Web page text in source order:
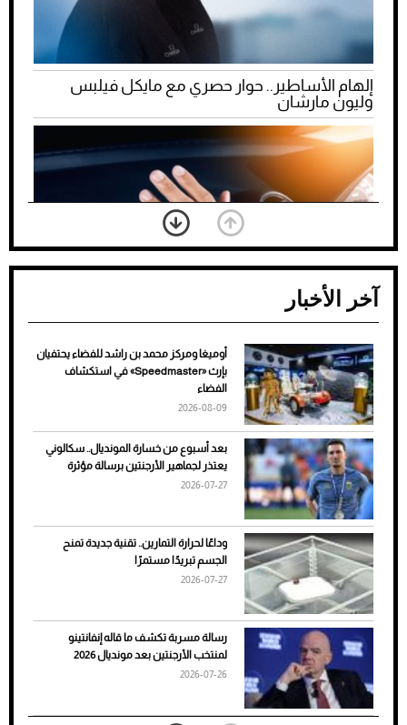
إلهام الأساطير.. حوار حصري مع مايكل فيلبس
وليون مارشان
ضعف تبريد مكيف السيارة عند الوقوف.. أشهر
الأسباب والحلول
7 نصائح لاختيار لون البنطلون المناسب للقميص
الأسود
آخر الأخبار
أوميغا ومركز محمد بن راشد للفضاء يحتفيان
بإرث «Speedmaster» في استكشاف
الفضاء
2026-08-09
بعد أسبوع من خسارة المونديال.. سكالوني
يعتذر لجماهير الأرجنتين برسالة مؤثرة
2026-07-27
وداعًا لحرارة التمارين.. تقنية جديدة تمنح
الجسم تبريدًا مستمرًا
2026-07-27
رسالة مسربة تكشف ما قاله إنفانتينو
لمنتخب الأرجنتين بعد مونديال 2026
2026-07-26